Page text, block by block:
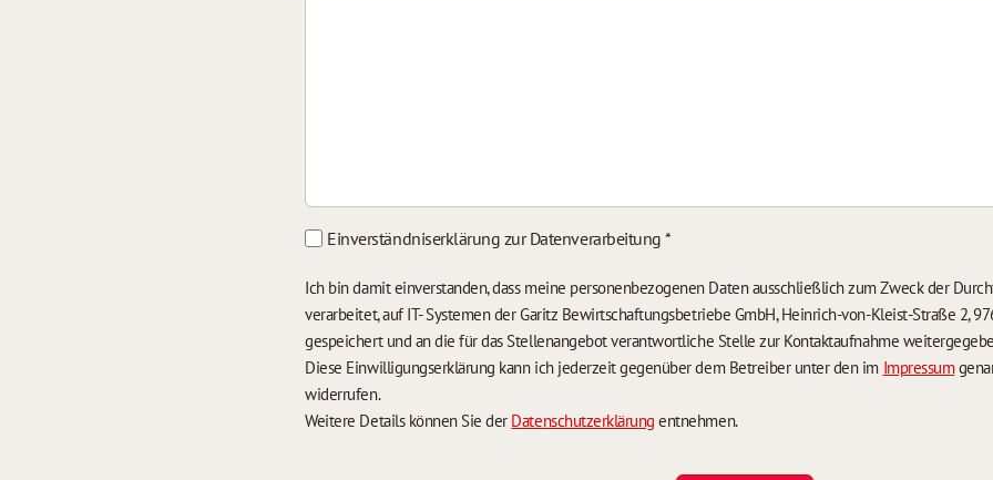
Einverständniserklärung zur Datenverarbeitung*
Ich bin damit einverstanden, dass meine personenbezogenen Daten ausschließlich zum Zweck der
verarbeitet, auf IT- Systemen der Garitz Bewirtschaftungsbetriebe GmbH, Heinrich-von-Kleist-Straße 2,
gespeichert und an die für das Stellenangebot verantwortliche Stelle zur Kontaktaufnahme
Diese Einwilligungserklärung kann ich jederzeit gegenüber dem Betreiber unter den im Impressum
widerrufen.
Weitere Details können Sie der Datenschutzerklärung entnehmen.